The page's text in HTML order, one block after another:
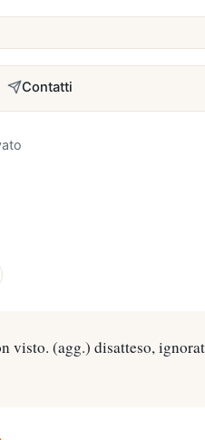
Contatti
visto. (agg.) disatteso,